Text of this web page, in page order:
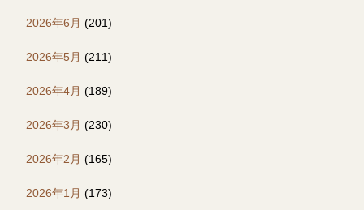
2026年6月 (201)
2026年5月 (211)
2026年4月 (189)
2026年3月 (230)
2026年2月 (165)
2026年1月 (173)